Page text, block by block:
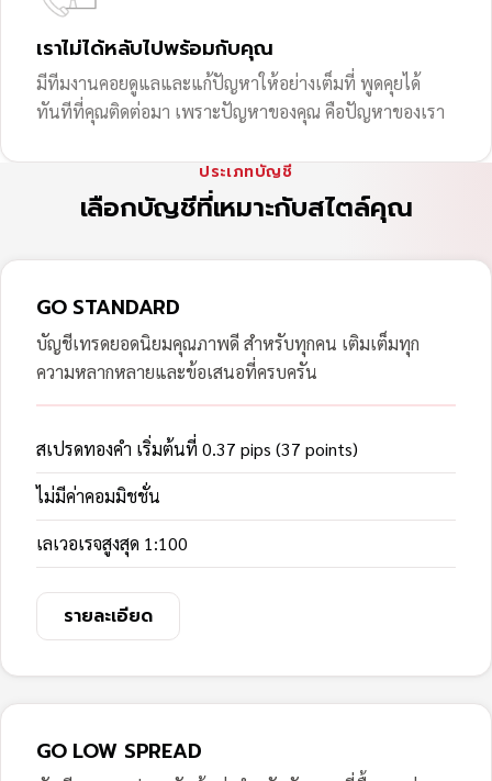
เราไม่ได้หลับไปพร้อมกับคุณ
มีทีมงานคอยดูแลและแก้ปัญหาให้อย่างเต็มที่ พูดคุยได้
ทันทีที่คุณติดต่อมา เพราะปัญหาของคุณ คือปัญหาของเรา
ประเภทบัญชี
เลือกบัญชีที่เหมาะกับสไตล์คุณ
GO STANDARD
บัญชีเทรดยอดนิยมคุณภาพดี สำหรับทุกคน เติมเต็มทุก
ความหลากหลายและข้อเสนอที่ครบครัน
สเปรดทองคำ เริ่มต้นที่ 0.37 pips (37 points)
ไม่มีค่าคอมมิชชั่น
เลเวอเรจสูงสุด 1:100
รายละเอียด
GO LOW SPREAD